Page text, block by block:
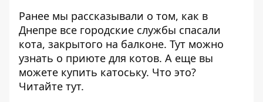
Ранее мы рассказывали о том, как в
Днепре все городские службы спасали
кота, закрытого на балконе. Тут можно
узнать о приюте для котов. А еще вы
можете купить катоську. Что это?
Читайте тут.